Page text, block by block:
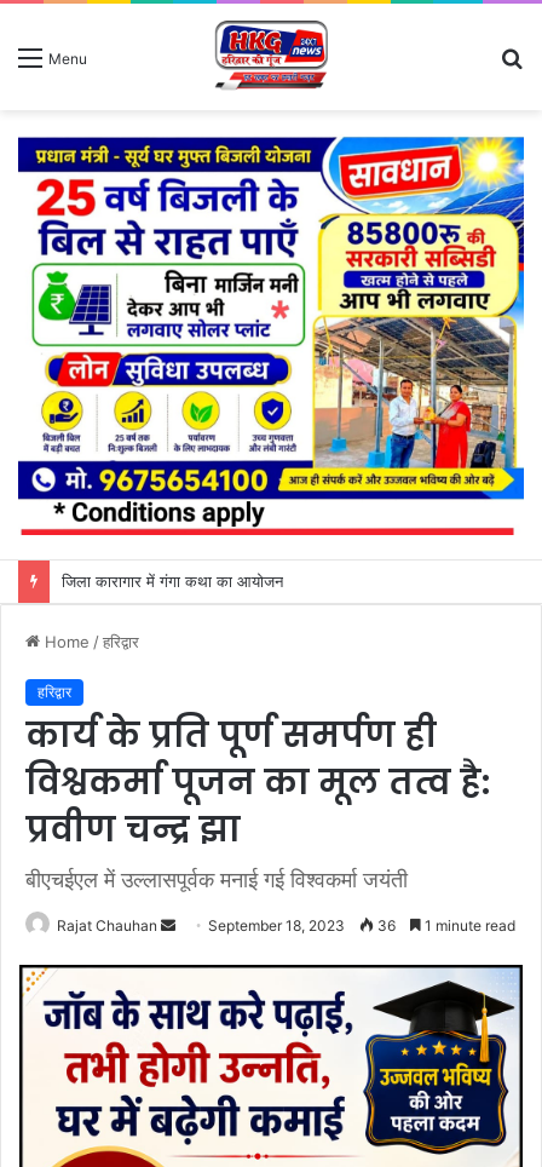
Menu
Home /हरिद्वार
हरिद्वार
कार्य के प्रति पूर्ण समर्पण ही
विश्वकर्मा पूजन का मूल तत्व है:
प्रवीण चन्द्र झा
बीएचईएल में उल्लासपूर्वक मनाई गई विश्वकर्मा जयंती
Rajat Chauhan
Send September 18, 2023 36 1 minute read